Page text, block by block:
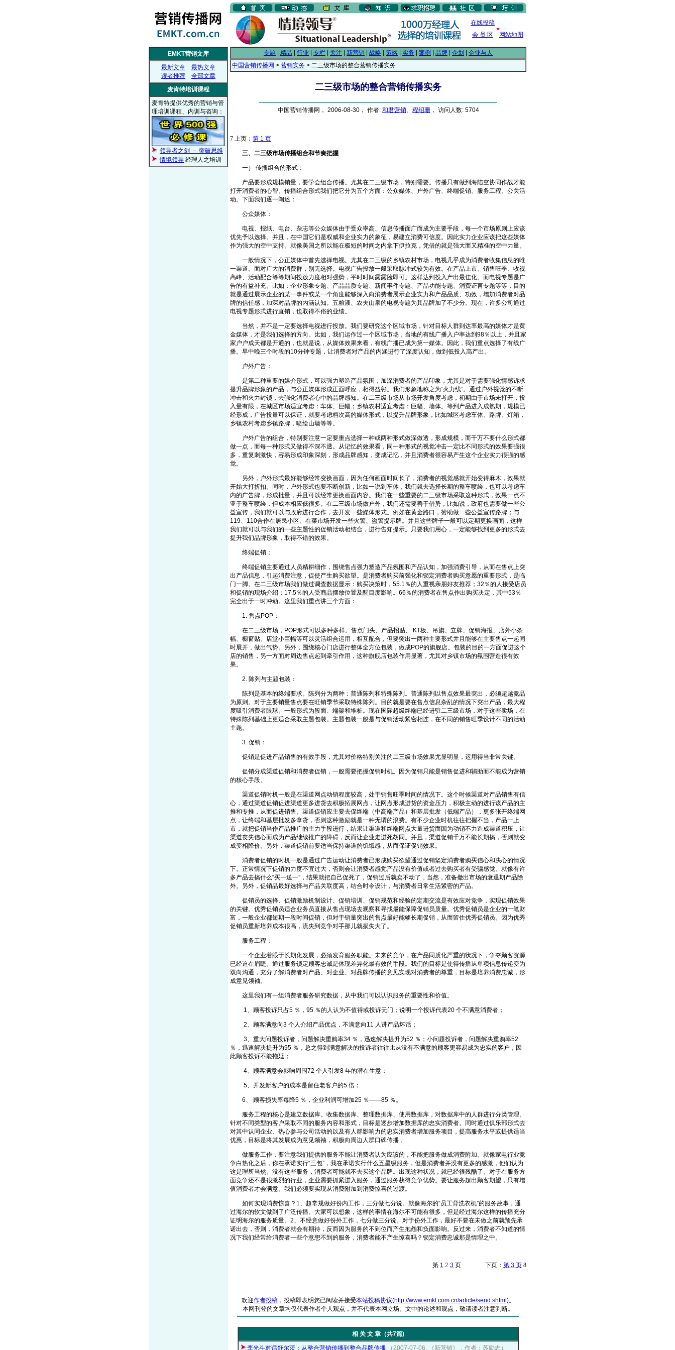
在线投稿
会 员 区
网站地图
EMKT营销文库
最新文章
最热文章
读者推荐
全部文章
麦肯特培训课程
麦肯特提供优秀的营销与管
理培训课程、内训与咨询：
领导者之剑 － 突破思维
情境领导 经理人之培训
专题 精品 行业 专栏 关注 新营销 战略 策略 实务 案例 品牌 企划
企业与人
中国营销传播网 > 营销实务 > 二三级市场的整合营销传播实务
二三级市场的整合营销传播实务
中国营销传播网， 2006-08-30， 作者: 和君营销、 程绍珊， 访问人数: 5704
7 上页： 第 1 页
三、二三级市场传播组合和节奏把握
一） 传播组合的形式：
产品要形成规模销量，要学会组合传播。尤其在二三级市场，特别需要。传播只有做到海陆空协同作战才能
打开消费者的心智。传播组合形式我们把它分为五个方面：公众媒体、户外广告、终端促销、服务工程、公关活
动。下面我们逐一阐述：
公众媒体：
电视、报纸、电台、杂志等公众媒体由于受众率高、信息传播面广而成为主要手段，每一个市场原则上应该
优先予以选择。并且，在中国它们是权威和企业实力的象征，易建立消费可信度。因此实力企业应该把这些媒体
作为强大的空中支持。就像美国之所以能在极短的时间之内拿下伊拉克，凭借的就是强大而又精准的空中力量。
一般情况下，公正媒体中首先选择电视。尤其在二三级的乡镇农村市场，电视几乎成为消费者收集信息的唯
一渠道。面对广大的消费群，别无选择。电视广告投放一般采取脉冲式较为有效。在产品上市、销售旺季、收视
高峰、活动配合等等期间投放力度相对强势，平时时间露露脸即可。这样达到投入产出最佳化。而电视专题是广
告的有益补充。比如：企业形象专题、产品品质专题、新闻事件专题、产品功能专题、消费证言专题等等，目的
就是通过展示企业的某一事件或某一个角度能够深入向消费者展示企业实力和产品品质、功效，增加消费者对品
牌的信任感，加深对品牌的内涵认知。五粮液、农夫山泉的电视专题为其品牌加了不少分。现在，许多公司通过
电视专题形式进行直销，也取得不俗的业绩。
当然，并不是一定要选择电视进行投放。我们要研究这个区域市场，针对目标人群到达率最高的媒体才是黄
金媒体，才是我们选择的方向。比如，我们运作过一个区域市场，当地的有线广播入户率达到98％以上，并且家
家户户成天都是开通的，也就是说，从媒体效果来看，有线广播已成为第一媒体。因此，我们重点选择了有线广
播。早中晚三个时段的10分钟专题，让消费者对产品的内涵进行了深度认知，做到低投入高产出。
户外广告：
是第二种重要的媒介形式，可以强力塑造产品氛围，加深消费者的产品印象，尤其是对于需要强化情感诉求
提升品牌形象的产品，与公正媒体形成正面呼应，相得益彰。我们形象地称之为“火力线”。通过户外视觉的不断
冲击和火力封锁，去强化消费者心中的品牌感知。在二三级市场从市场开发角度考虑，初期由于市场未打开，投
入量有限，在城区市场适宜考虑：车体、巨幅；乡镇农村适宜考虑：巨幅、墙体。等到产品进入成熟期，规模已
经形成，广告投量可以保证，就要考虑档次高的媒体形式，以提升品牌形象，比如城区考虑车体、路牌、灯箱，
乡镇农村考虑乡镇路牌，喷绘山墙等等。
户外广告的组合，特别要注意一定要重点选择一种或两种形式做深做透，形成规模，而千万不要什么形式都
做一点，而每一种形式又做得不深不透。从记忆的效果看，同一种形式的视觉冲击一定比不同形式的效果要强很
多，重复刺激快，容易形成印象深刻，形成品牌感知，变成记忆，并且消费者很容易产生这个企业实力很强的感
觉。
另外，户外形式最好能够经常变换画面，因为任何画面时间长了，消费者的视觉感就开始变得麻木，效果就
开始大打折扣。同时，户外形式也要不断创新，比如一说到车体，我们就去选择长期的整车喷绘，也可以考虑车
内的广告牌，形成批量，并且可以经常更换画面内容。我们在一些重要的二三级市场采取这种形式，效果一点不
亚于整车喷绘，但成本相应低很多。在二三级市场做户外，我们还需要善于借势，比如说，政府也需要做一些公
益宣传，我们就可以与政府进行合作，去开发一些媒体形式。例如在黄金路口，赞助做一些公益宣传路牌；与
119、110合作在居民小区、在菜市场开发一些火警、盗警提示牌。并且这些牌子一般可以定期更换画面，这样
我们就可以与我们的一些主题性的促销活动相结合，进行告知提示。只要我们用心，一定能够找到更多的形式去
提升我们品牌形象，取得不错的效果。
终端促销：
终端促销主要通过人员精耕细作，围绕售点强力塑造产品氛围和产品认知，加强消费引导，从而在售点上突
出产品信息，引起消费注意，促使产生购买欲望。是消费者购买前强化和锁定消费者购买意愿的重要形式，是临
门一脚。在二三级市场我们做过调查数据显示：购买决策时，55.1％的人重视亲朋好友推荐；32％的人接受店员
和促销的现场介绍；17.5％的人受商品摆放位置及醒目度影响。66％的消费者在售点作出购买决定，其中53％
完全出于一时冲动。这里我们重点讲三个方面：
1. 售点POP：
在二三级市场，POP形式可以多种多样。售点门头、产品招贴、 KT板、吊旗、立牌、促销海报、店外小条
幅、橱窗贴、店堂小巨幅等可以灵活组合运用，相互配合，但要突出一两种主要形式并且能够在主要售点一起同
时展开，做出气势。另外，围绕核心门店进行整体全方位包装，做成POP的旗舰店。包装的目的一方面促进这个
店的销售，另一方面对周边售点起到牵引作用，这种旗舰店包装作用显著，尤其对乡镇市场的氛围营造很有效
果。
2. 陈列与主题包装：
陈列是基本的终端要求。陈列分为两种：普通陈列和特殊陈列。普通陈列以售点效果最突出，必须超越竞品
为原则。对于主要销量售点要在旺销季节采取特殊陈列。目的就是要在售点信息杂乱的情况下突出产品，最大程
度吸引消费者眼球。一般形式为段面、端架和堆桩。现在国际超级终端已经进驻二三级市场，对于这些卖场，在
特殊陈列基础上更适合采取主题包装。主题包装一般是与促销活动紧密相连，在不同的销售旺季设计不同的活动
主题。
3. 促销：
促销是促进产品销售的有效手段，尤其对价格特别关注的二三级市场效果尤显明显，运用得当非常关键。
促销分成渠道促销和消费者促销，一般需要把握促销时机。因为促销只能是销售促进和辅助而不能成为营销
的核心手段。
渠道促销时机一般是在渠道网点动销程度较高，处于销售旺季时间的情况下。这个时候渠道对产品销售有信
心，通过渠道促销促进渠道更多进货去积极拓展网点，让网点形成进货的资金压力，积极主动的进行该产品的主
推和专推，从而促进销售。渠道促销应主要去促终端（中高端产品）和基层批发（低端产品），更多张开终端网
点，让终端和基层批发多拿货，否则这种激励就是一种无谓的浪费。有不少企业时机往往把握不当，产品一上
市，就把促销当作产品推广的主力手段进行，结果让渠道和终端网点大量进货而因为动销不力造成渠道积压，让
渠道丧失信心而成为产品继续推广的障碍，反而让企业走进死胡同。并且，渠道促销千万不能长期搞，否则就变
成变相降价。另外，渠道促销前要适当保持渠道的饥饿感，从而保证促销效果。
消费者促销的时机一般是通过广告运动让消费者已形成购买欲望通过促销坚定消费者购买信心和决心的情况
下。正常情况下促销的力度不宜过大，否则会让消费者感觉产品没有价值或者过去购买者有受骗感觉。就像有许
多产品去搞什么“买一送一”，结果就把自己促死了，促销过后就卖不动了，当然，准备撤出市场的衰退期产品除
外。另外，促销品最好选择与产品关联度高，结合时令设计，与消费者日常生活紧密的产品。
促销员的选择、促销激励机制设计、促销培训、促销规范和经验的定期交流是有效应对竞争，实现促销效果
的关键。优秀促销员适合业务员直接从售点现场去观察和寻找最能保障促销员质量。优秀促销员是企业的一笔财
富，一般企业都短期一段时间促销，但对于销量突出的售点最好能够长期促销，从而留住优秀促销员。因为优秀
促销员重新培养成本很高，流失到竞争对手那儿就损失大了。
服务工程：
一个企业着眼于长期化发展，必须发育服务职能。未来的竞争，在产品同质化严重的状况下，争夺顾客资源
已经迫在眉睫。通过服务锁定顾客忠诚是体现差异化最有效的手段。我们的目标是使得传播从单项信息传递变为
双向沟通，充分了解消费者对产品、对企业、对品牌传播的意见实现对消费者的尊重，目标是培养消费忠诚，形
成意见领袖。
这里我们有一组消费者服务研究数据，从中我们可以认识服务的重要性和价值。
1、顾客投诉只占5 ％，95 ％的人认为不值得或投诉无门；说明一个投诉代表20 个不满意消费者；
2、顾客满意向3 个人介绍产品优点，不满意向11 人讲产品坏话；
3、重大问题投诉者，问题解决重购率34 ％，迅速解决提升为52 ％；小问题投诉者，问题解决重购率52
％，迅速解决提升为95 ％，总之得到满意解决的投诉者往往比从没有不满意的顾客更容易成为忠实的客户，因
此顾客投诉不能拖延；
4、顾客满意会影响周围72 个人引发8 年的潜在生意；
5、开发新客户的成本是留住老客户的5 倍；
6、 顾客损失率每降5 ％，企业利润可增加25 ％——85 ％。
服务工程的核心是建立数据库。收集数据库、整理数据库、使用数据库，对数据库中的人群进行分类管理。
针对不同类型的客户采取不同的服务内容和形式，目标是逐步增加数据库的忠实消费者。同时通过俱乐部形式去
对其中认同企业、热心参与公司活动的以及有人群影响力的忠实消费者增加服务项目，提高服务水平或提供适当
优惠，目标是将其发展成为意见领袖，积极向周边人群口碑传播 。
做服务工作，要注意我们提供的服务不能让消费者认为应该的，不能把服务做成消费附加。就像家电行业竞
争白热化之后，你在承诺实行“三包”，我在承诺实行什么五星级服务，但是消费者并没有更多的感激，他们认为
这是理所当然。没有这些服务，消费者可能就不去买这个品牌。出现这种状况，就已经很残酷了。对于在服务方
面竞争还不是很激烈的行业，企业需要抓紧进入服务，通过服务获得竞争优势。要让服务超出顾客期望，只有增
值消费者才会满意。我们必须要实现从消费附加到消费惊喜的过渡。
如何实现消费惊喜？1、超常规做好份内工作，三分做七分说。就像海尔的“员工背洗衣机”的服务故事，通
过海尔的软文做到了广泛传播。大家可以想象，这样的事情在海尔不可能有很多，但是经过海尔这样的传播充分
证明海尔的服务质量。2、不经意做好份外工作，七分做三分说。对于份外工作，最好不要在未做之前就预先承
诺出去，否则，消费者就会有期待，反而因为服务的不到位而产生抱怨和负面影响。反过来，消费者不知道的情
况下我们经常给消费者一些个意想不到的服务，消费者能不产生惊喜吗？锁定消费忠诚那是情理之中。
第 1 2 3 页 下页： 第 3 页 8
欢迎作者投稿 ，投稿即表明您已阅读并接受本站投稿协议(http://www.emkt.com.cn/article/send.shtml)。
本网刊登的文章均仅代表作者个人观点，并不代表本网立场。文中的论述和观点，敬请读者注意判断。
相 关 文 章（共7篇)
李光斗对话舒尔茨：从整合营销传播到整合品牌传播
（2007-07-06, 《新营销》，作者：苏励志）